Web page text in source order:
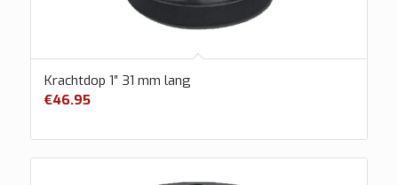
Krachtdop 1″ 31 mm lang
€46.95